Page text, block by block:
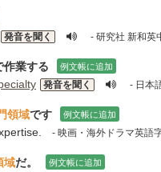
発音を聞く - 研究社 新和英
作業する 例文帳に追加
発音を聞く - 日本
領域です 例文帳に追加
- 映画・海外ドラマ英語
域だ。 例文帳に追加